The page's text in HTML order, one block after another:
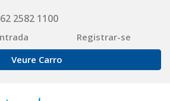
2582 1100
Registrar-se
Veure Carro